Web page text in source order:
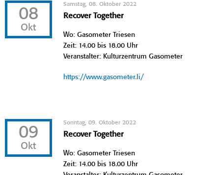
08
Okt
Samstag, 08. Oktober 2022
Recover Together
Wo: Gasometer Triesen
Zeit: 14.00 bis 18.00 Uhr
Veranstalter: Kulturzentrum Gasometer
https://www.gasometer.li/
09
Okt
Sonntag, 09. Oktober 2022
Recover Together
Wo: Gasometer Triesen
Zeit: 14.00 bis 18.00 Uhr